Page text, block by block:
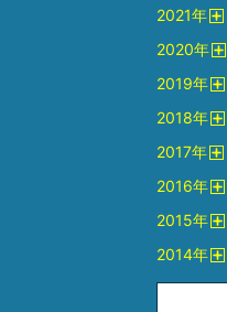
2021年
2020年
2019年
2018年
2017年
2016年
2015年
2014年